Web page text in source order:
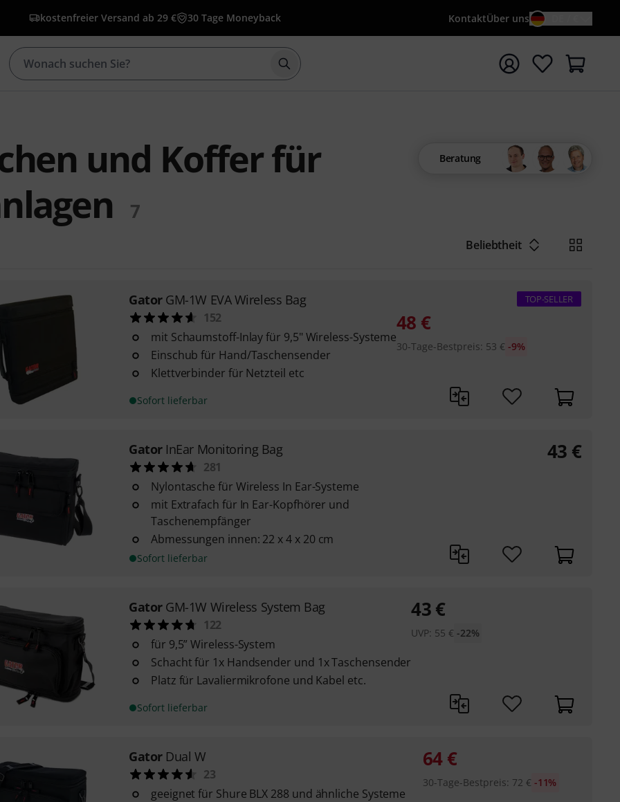
kostenfreier Versand ab 29 € 30 Tage Moneyback KontaktÜber uns
Suche mit Suchwort {searchTerm} starten
und Koffer für
7
Beratung
Beliebtheit
Gator GM-1W EVA Wireless Bag
152
mit Schaumstoff-Inlay für 9,5" Wireless-Systeme
Einschub für Hand/Taschensender
Klettverbinder für Netzteil etc
Sofort lieferbar
TOP-SELLER
48 €
30-Tage-Bestpreis: 53 € -9%
Gator InEar Monitoring Bag
281
Nylontasche für Wireless In Ear-Systeme
mit Extrafach für In Ear-Kopfhörer und
Taschenempfänger
Abmessungen innen: 22 x 4 x 20 cm
Sofort lieferbar
43 €
Gator GM-1W Wireless System Bag
122
für 9,5” Wireless-System
Schacht für 1x Handsender und 1x Taschensender
Platz für Lavaliermikrofone und Kabel etc.
Sofort lieferbar
43 €
UVP: 55 € -22%
Gator Dual W
23
geeignet für Shure BLX 288 und ähnliche Systeme
64 €
30-Tage-Bestpreis: 72 € -11%